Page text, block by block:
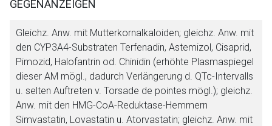
GEGENANZEIGEN
Gleichz. Anw. mit Mutterkornalkaloiden; gleichz. Anw. mit
den CYP3A4-Substraten Terfenadin, Astemizol, Cisaprid,
Pimozid, Halofantrin od. Chinidin (erhöhte Plasmaspiegel
dieser AM mögl., dadurch Verlängerung d. QTc-Intervalls
u. selten Auftreten v. Torsade de pointes mögl.); gleichz.
Anw. mit den HMG-CoA-Reduktase-Hemmern
Simvastatin, Lovastatin u. Atorvastatin; gleichz. Anw. mit